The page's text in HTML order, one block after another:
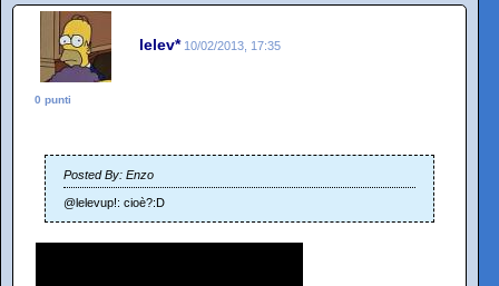
lelev* 10/02/2013, 17:35
0 punti
Posted By: Enzo
@lelevup!: cioè?:D